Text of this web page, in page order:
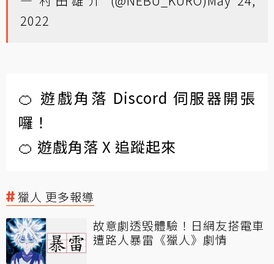
2022
🍊 遊戲角落 Discord 伺服器開張
囉！
🍊 遊戲角落 X 追蹤起來
獵人 更多報導
故意劇透毁體驗！日網友搭電車
遭路人暴雷《獵人》劇情